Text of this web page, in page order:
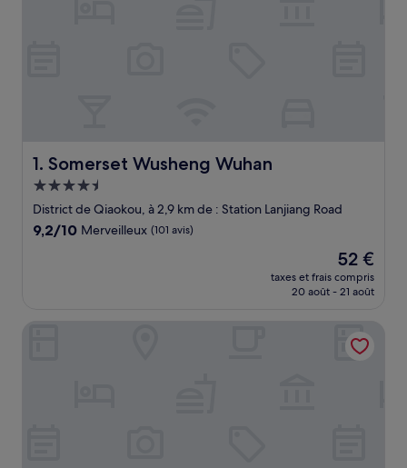
1. Somerset Wusheng Wuhan
Somerset Wusheng Wuhan
Hébergement
4.5 étoiles
District de Qiaokou, à 2,9 km de : Station Lanjiang Road
9.2
9,2/10 Merveilleux (101 avis)
Le
nouveau
prix
de
52 €
52 €
taxes et frais compris
20 août - 21 août